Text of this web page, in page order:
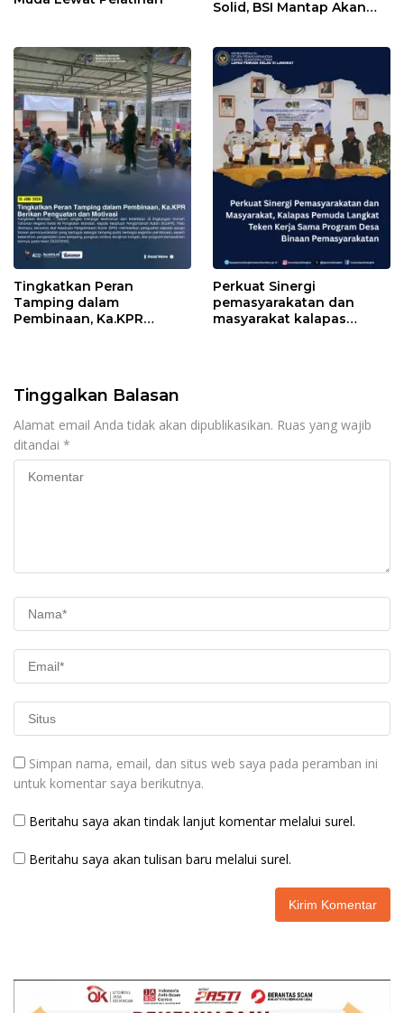
Solid, BSI Mantap Akan
Tingkatkan Peran
Tamping dalam
Pembinaan, Ka.KPR
Perkuat Sinergi
pemasyarakatan dan
masyarakat kalapas
Tinggalkan Balasan
Alamat email Anda tidak akan dipublikasikan. Ruas yang wajib
ditandai *
Simpan nama, email, dan situs web saya pada peramban ini
untuk komentar saya berikutnya.
Beritahu saya akan tindak lanjut komentar melalui surel.
Beritahu saya akan tulisan baru melalui surel.